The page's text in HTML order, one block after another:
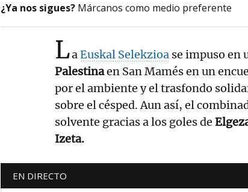
¿Ya nos sigues? Márcanos como medio preferente
LaEuskal Selekzioa se impuso en
Palestinaen San Mamés en un
por el ambiente y el trasfondo
sobre el césped. Aun así, el
solvente gracias a los goles de
Izeta.
EN DIRECTO